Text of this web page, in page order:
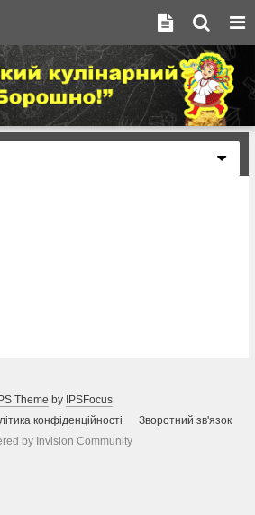
IPS Theme by IPSFocus
конфіденційності
Зворотний зв'язок
by Invision Community